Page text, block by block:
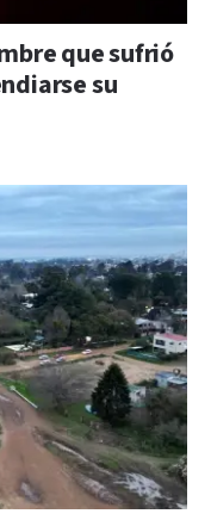
que sufrió
su